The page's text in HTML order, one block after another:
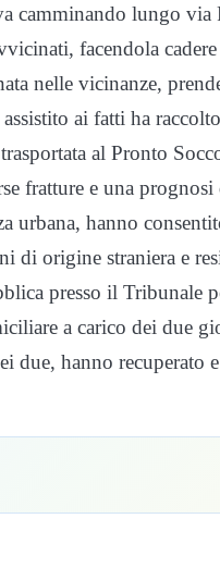
camminando lungo
facendola
nelle vicinanze,
ai fatti ha
al Pronto
fratture e una
urbana, hanno
di origine straniera e
presso il
a carico dei due
due, hanno recuperato